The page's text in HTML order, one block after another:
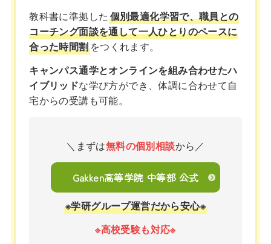
教科書に準拠した 個別最適化学習で、職員との
コーチング面談を通して一人ひとりのペースに
合った時間割をつくれます。
キャンパス通学とオンラインを組み合わせたハ
イブリッドな学び方ができ、体調に合わせて自
宅からの受講も可能。
＼まずは無料の個別相談から／
Gakken高等学院 中等部 公式
※学研グループ運営だから安心※
※高校受験も対応※